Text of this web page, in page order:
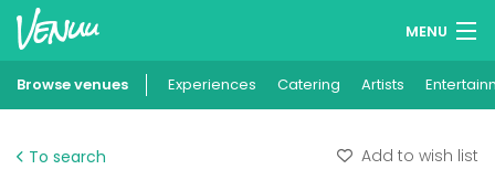
MENU
Wish lists
Browse venues Experiences Catering Artists
To search Add to wish list